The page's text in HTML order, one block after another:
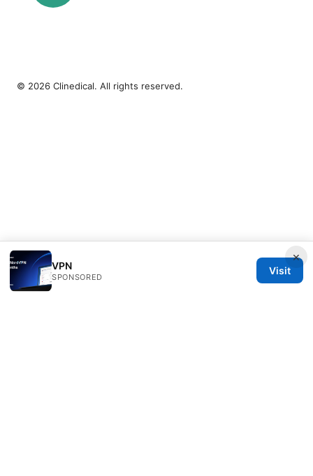
×
VPN
SPONSORED
Visit
© 2026 Clinedical. All rights reserved.